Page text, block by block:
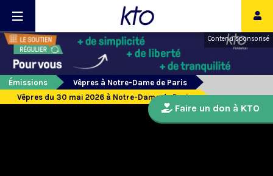
Contenu sponsorisé
Émissions
Vêpres à Notre-Dame de Paris
Vêpres du 30 mai 2026 à Notre-Dame de Paris
Faire un don à KTO